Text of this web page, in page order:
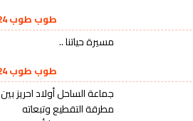
طوب طوب 24
مسيرة حياتنا ..
طوب طوب 24
جماعة الساحل أولاد احريز بين
مطرقة التقطيع وتبعاته